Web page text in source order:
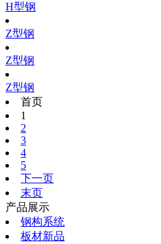
H型钢
Z型钢
Z型钢
Z型钢
首页
1
2
3
4
5
下一页
末页
产品展示
钢构系统
板材新品